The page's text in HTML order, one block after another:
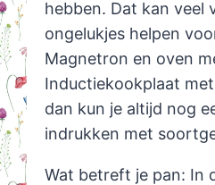
hebben. Dat kan veel
ongelukjes helpen
Magnetron en oven
Inductiekookplaat
dan kun je altijd nog
indrukken met
Wat betreft je pan: In